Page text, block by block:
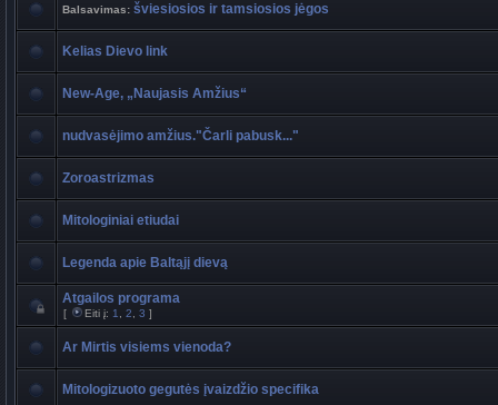
Balsavimas: šviesiosios ir tamsiosios jėgos
Kelias Dievo link
New-Age, „Naujasis Amžius“
nudvasėjimo amžius."Čarli pabusk..."
Zoroastrizmas
Mitologiniai etiudai
Legenda apie Baltąjį dievą
Atgailos programa
[ Eiti į: 1 2 3 ]
Ar Mirtis visiems vienoda?
Mitologizuoto gegutės įvaizdžio specifika